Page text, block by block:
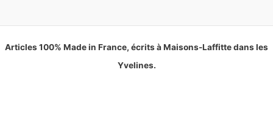
Articles 100% Made in France, écrits à Maisons-Laffitte dans les
Yvelines.